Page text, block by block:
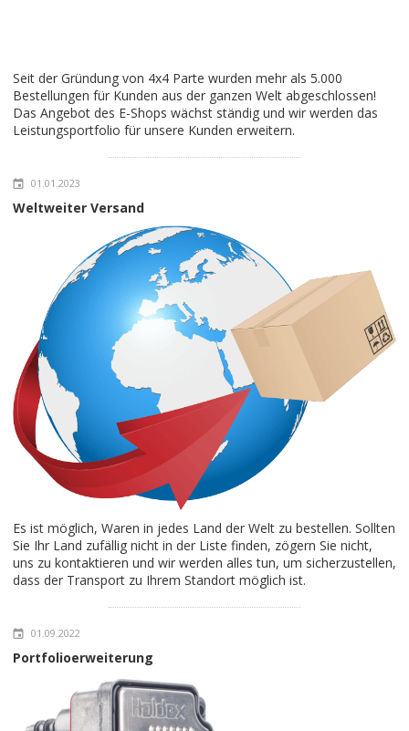
Seit der Gründung von 4x4 Parte wurden mehr als 5.000
Bestellungen für Kunden aus der ganzen Welt abgeschlossen!
Das Angebot des E-Shops wächst ständig und wir werden das
Leistungsportfolio für unsere Kunden erweitern.
01.01.2023
Weltweiter Versand
Es ist möglich, Waren in jedes Land der Welt zu bestellen. Sollten
Sie Ihr Land zufällig nicht in der Liste finden, zögern Sie nicht,
uns zu kontaktieren und wir werden alles tun, um sicherzustellen,
dass der Transport zu Ihrem Standort möglich ist.
01.09.2022
Portfolioerweiterung